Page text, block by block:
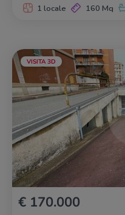
1 locale 160 Mq
VISITA 3D
€ 170.000